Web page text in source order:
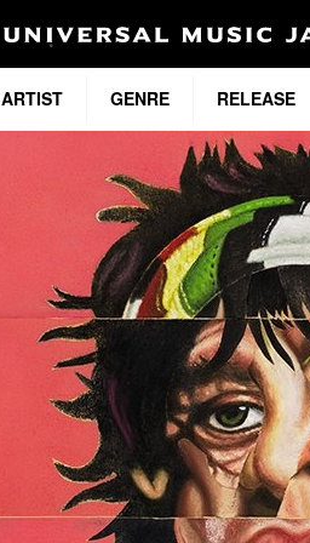
ARTIST GENRE RELEASE